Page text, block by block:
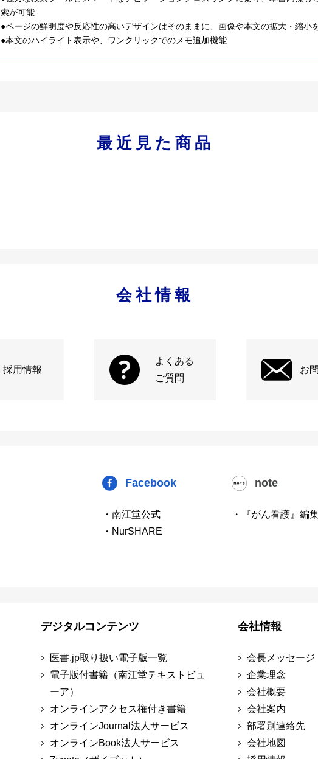
索が可能
●ページの鮮明度や反応性の高いデザインはそのままに、画像や本文の拡大・縮小
●本文のハイライト表示や、ワンクリックでのメモ追加機能
最近見た商品
会社情報
採用情報
よくある
ご質問
お
Facebook
・南江堂公式
・NurSHARE
note
・『がん看護』編
デジタルコンテンツ
医書.jp取り扱い電子版一覧
電子版付書籍（南江堂テキストビュ
ーア）
オンラインアクセス権付き書籍
オンラインJournal法人サービス
オンラインBook法人サービス
会社情報
会長メッセージ
企業理念
会社概要
会社案内
部署別連絡先
会社地図